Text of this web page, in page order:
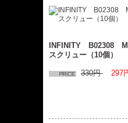
INFINITY B02308
スクリュー（10個）
330円 297